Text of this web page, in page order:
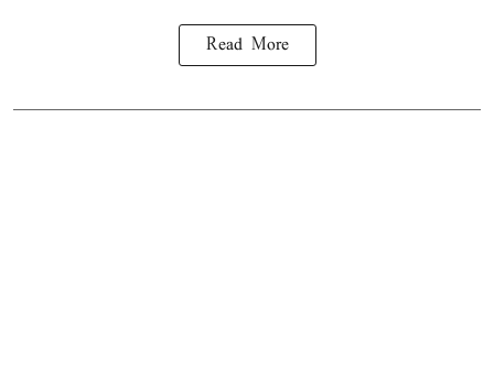
Read More